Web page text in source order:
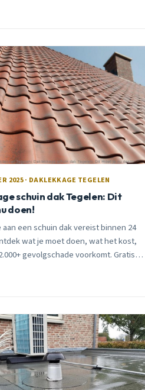
2025 · DAKLEKKAGE TEGELEN
schuin dak Tegelen: Dit
doen!
aan een schuin dak vereist binnen 24
wat je moet doen, wat het kost,
gevolgschade voorkomt. Gratis